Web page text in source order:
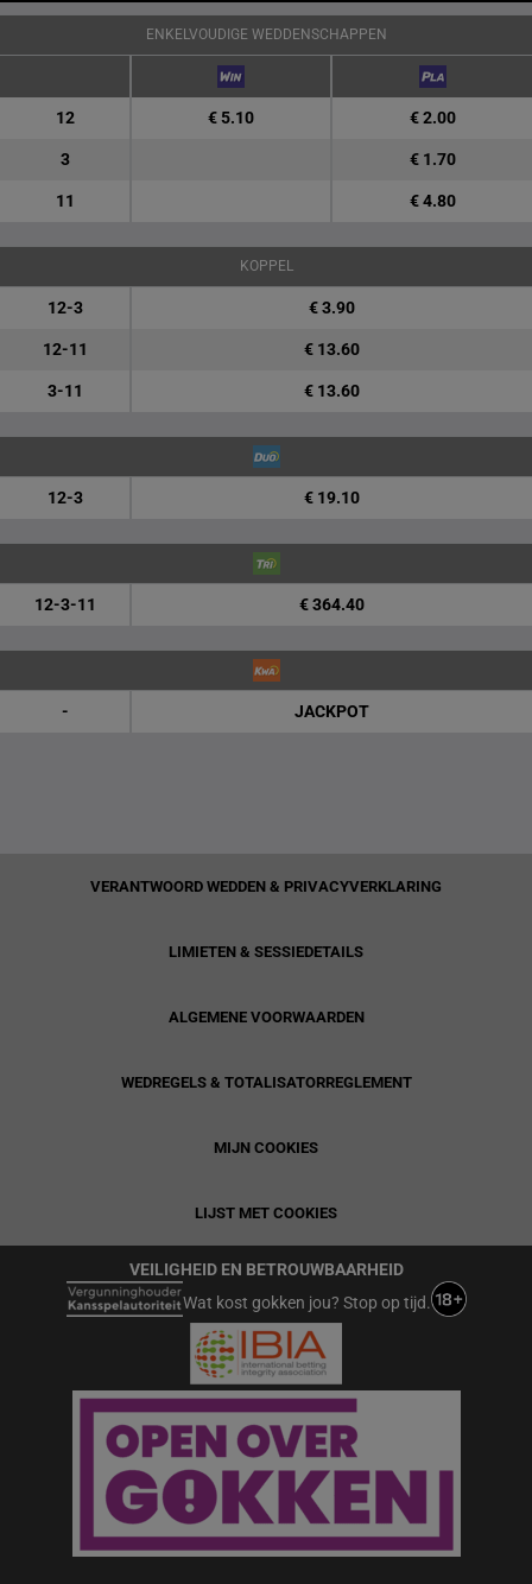
ENKELVOUDIGE WEDDENSCHAPPEN
12 € 5.10 € 2.00
3 € 1.70
11 € 4.80
KOPPEL
12-3 € 3.90
12-11 € 13.60
3-11 € 13.60
12-3 € 19.10
12-3-11 € 364.40
- JACKPOT
VERANTWOORD WEDDEN & PRIVACYVERKLARING
LIMIETEN & SESSIEDETAILS
ALGEMENE VOORWAARDEN
WEDREGELS & TOTALISATORREGLEMENT
MIJN COOKIES
LIJST MET COOKIES
VEILIGHEID EN BETROUWBAARHEID
Wat kost gokken jou? Stop op tijd.